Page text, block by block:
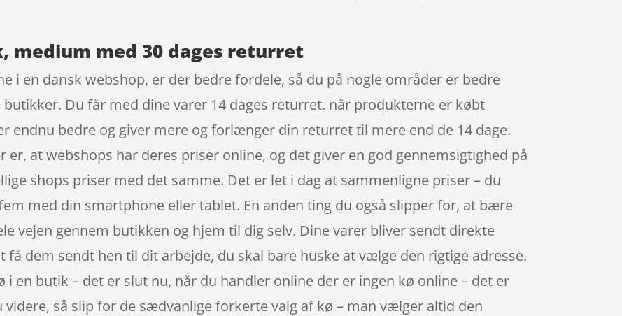
medium med 30 dages returret
i en dansk webshop, er der bedre fordele, så du på nogle områder er bedre
Du får med dine varer 14 dages returret. når produkterne er købt
endnu bedre og giver mere og forlænger din returret til mere end de 14 dage.
at webshops har deres priser online, og det giver en god gennemsigtighed på
shops priser med det samme. Det er let i dag at sammenligne priser – du
med din smartphone eller tablet. En anden ting du også slipper for, at bære
vejen gennem butikken og hjem til dig selv. Dine varer bliver sendt direkte
få dem sendt hen til dit arbejde, du skal bare huske at vælge den rigtige adresse.
i en butik – det er slut nu, når du handler online der er ingen kø online – det er
så slip for de sædvanlige forkerte valg af kø – man vælger altid den